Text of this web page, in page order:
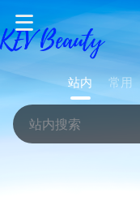
站内 常用